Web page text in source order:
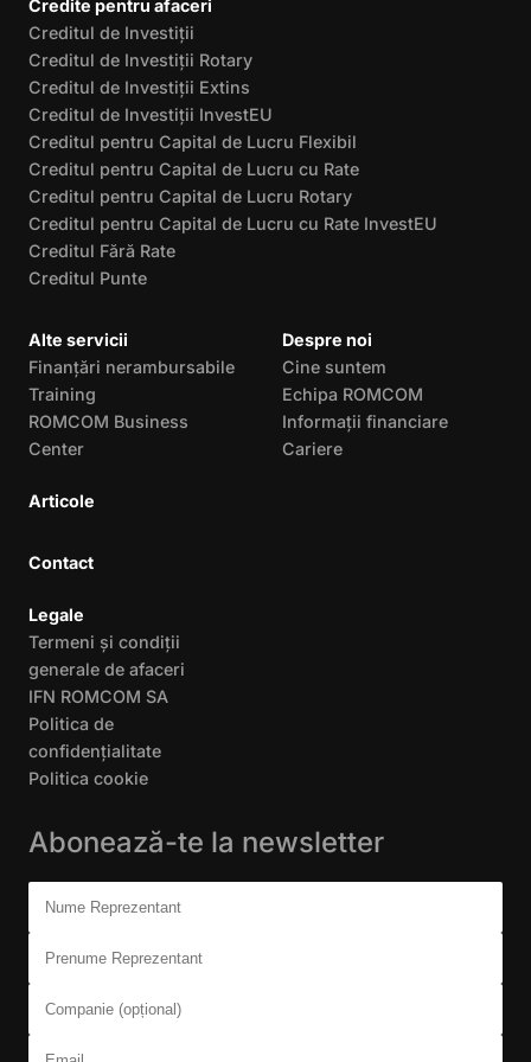
Credite pentru afaceri
Creditul de Investiții
Creditul de Investiții Rotary
Creditul de Investiții Extins
Creditul de Investiții InvestEU
Creditul pentru Capital de Lucru Flexibil
Creditul pentru Capital de Lucru cu Rate
Creditul pentru Capital de Lucru Rotary
Creditul pentru Capital de Lucru cu Rate InvestEU
Creditul Fără Rate
Creditul Punte
Alte servicii
Finanțări nerambursabile
Training
ROMCOM Business
Center
Articole
Despre noi
Cine suntem
Echipa ROMCOM
Informații financiare
Cariere
Contact
Legale
Termeni și condiții
generale de afaceri
IFN ROMCOM SA
Politica de
confidențialitate
Politica cookie
Abonează-te la newsletter
Don't fill this out:
Nume Reprezentant
Prenume Reprezentant
Companie (opțional)
Email